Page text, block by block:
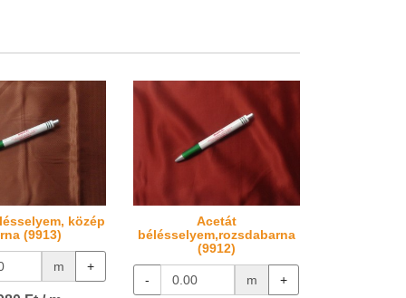
közép
(9913)
m +
Acetát
bélésselyem,rozsdabarna
(9912)
- m +